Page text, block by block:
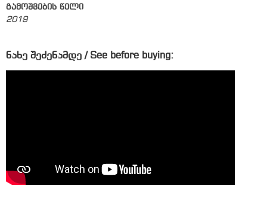
გამოშვების წელი
2019
ნახე შეძენამდე / See before buying: